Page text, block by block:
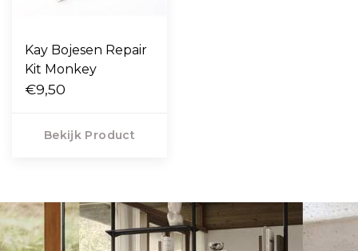
Kay Bojesen Repair
Kit Monkey
€9,50
Bekijk Product